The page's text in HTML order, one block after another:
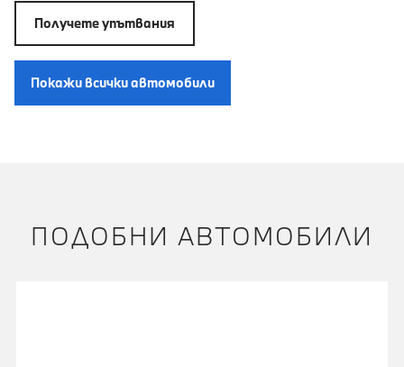
Получете упътвания
Покажи всички автомобили
ПОДОБНИ АВТОМОБИЛИ